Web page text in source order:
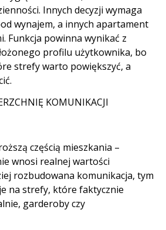
Innych decyzji wymaga
wynajem, a innych apartament
Funkcja powinna wynikać z
profilu użytkownika, bo
strefy warto powiększyć, a
KOMUNIKACJI
częścią mieszkania –
wnosi realnej wartości
rozbudowana komunikacja, tym
na strefy, które faktycznie
garderoby czy